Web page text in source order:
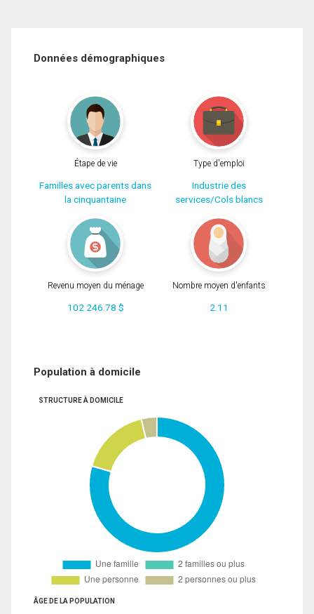
Données démographiques
Étape de vie
Familles avec parents dans
la cinquantaine
Type d'emploi
Industrie des
services/Cols blancs
Revenu moyen du ménage
102 246.78 $
Nombre moyen d'enfants
2.11
Population à domicile
STRUCTURE À DOMICILE
ÂGE DE LA POPULATION